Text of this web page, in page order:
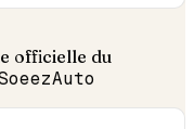
officielle du